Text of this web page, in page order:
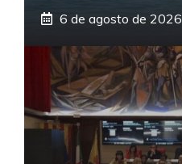
6 de agosto de 2026